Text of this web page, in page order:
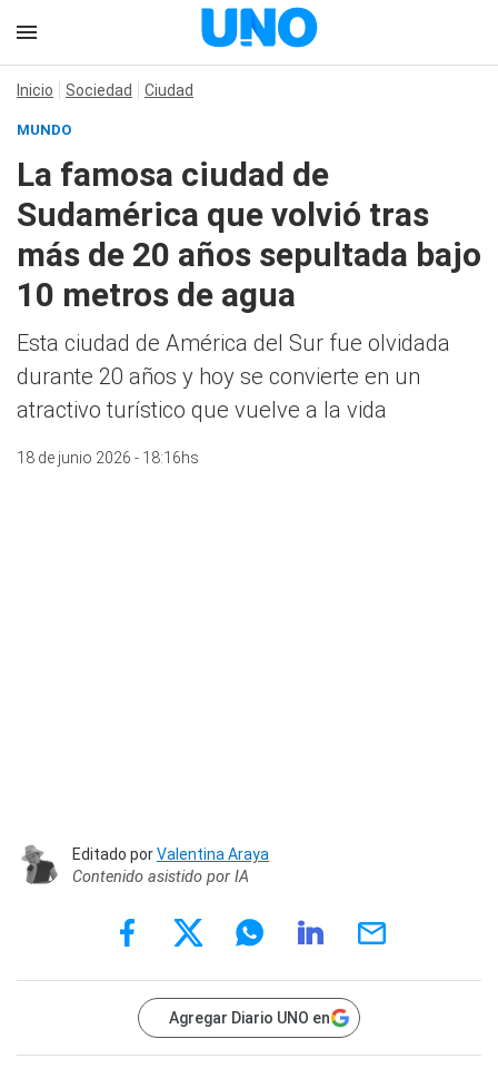
Inicio Sociedad Ciudad
MUNDO
La famosa ciudad de
Sudamérica que volvió tras
más de 20 años sepultada bajo
10 metros de agua
Esta ciudad de América del Sur fue olvidada
durante 20 años y hoy se convierte en un
atractivo turístico que vuelve a la vida
18 de junio 2026 - 18:16hs
Editado porValentina Araya
Contenido asistido por IA
Agregar Diario UNO en